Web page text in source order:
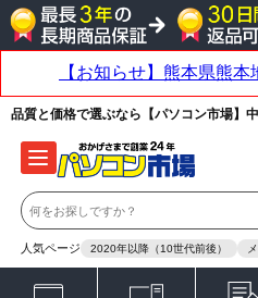
品質と価格で選ぶなら【パソコン市場】
人気ページ 2020年以降（10世代前後）